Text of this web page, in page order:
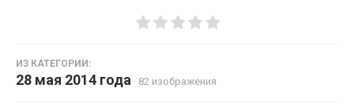
ИЗ КАТЕГОРИИ:
28 мая 2014 года · 82 изображения